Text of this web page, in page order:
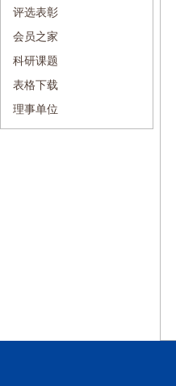
评选表彰
会员之家
科研课题
表格下载
理事单位